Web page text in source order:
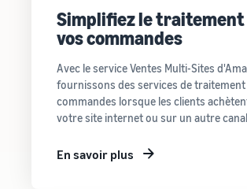
Simplifiez le traitement
vos commandes
Avec le service Ventes Multi-Sites
fournissons des services de traitement
commandes lorsque les clients
votre site internet ou sur un autre
En savoir plus